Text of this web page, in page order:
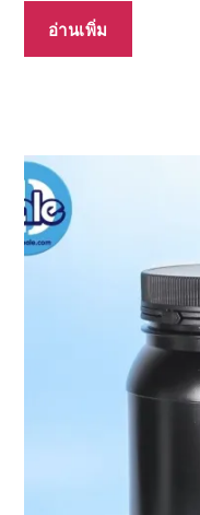
อ่านเพิ่ม